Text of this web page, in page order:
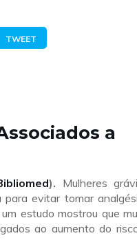
TWEET
a
). Mulheres
evitar tomar
estudo mostrou que
ao aumento do